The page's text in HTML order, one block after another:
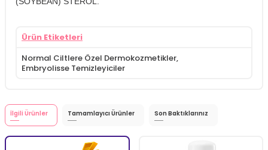
Ürün Etiketleri
Normal Ciltlere Özel Dermokozmetikler,
Embryolisse Temizleyiciler
İlgili Ürünler Tamamlayıcı Ürünler Son Baktıklarınız